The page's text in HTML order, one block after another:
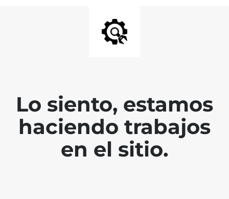
Lo siento, estamos
haciendo trabajos
en el sitio.